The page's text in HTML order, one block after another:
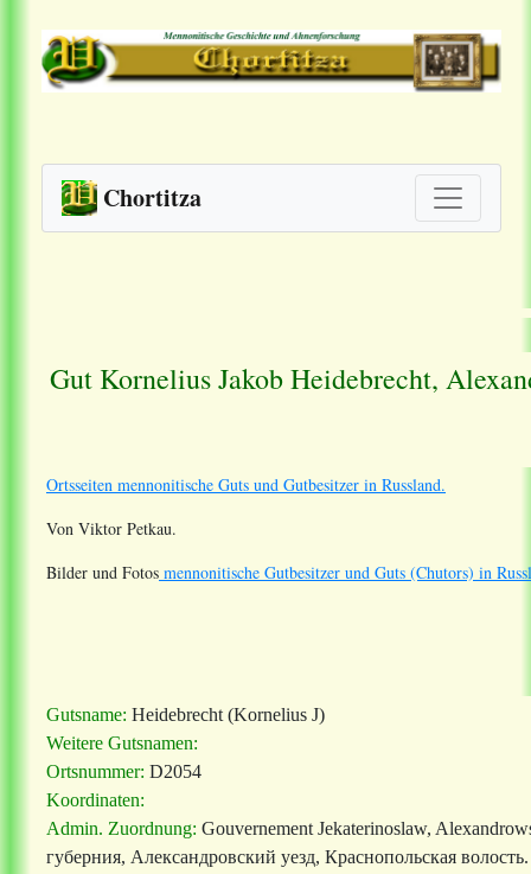
Chortitza
Gut Kornelius Jakob Heidebrecht,
Ortsseiten mennonitische Guts und Gutbesitzer in Russland.
Von Viktor Petkau.
Bilder und Fotos mennonitische Gutbesitzer und Guts (Chutors) in
Gutsname: Heidebrecht (Kornelius J)
Weitere Gutsnamen:
Ortsnummer: D2054
Koordinaten:
Admin. Zuordnung: Gouvernement Jekaterinoslaw,
губерния, Александровский уезд, Краснопольская волость.